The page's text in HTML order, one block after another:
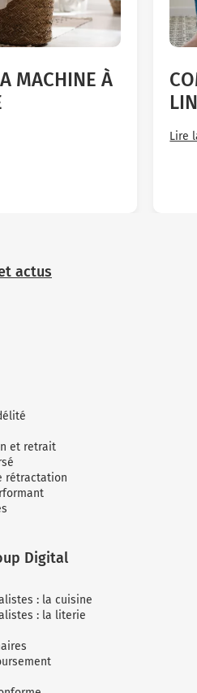
MACHINE À
Lire
actus
et retrait
rétractation
Digital
: la cuisine
: la literie